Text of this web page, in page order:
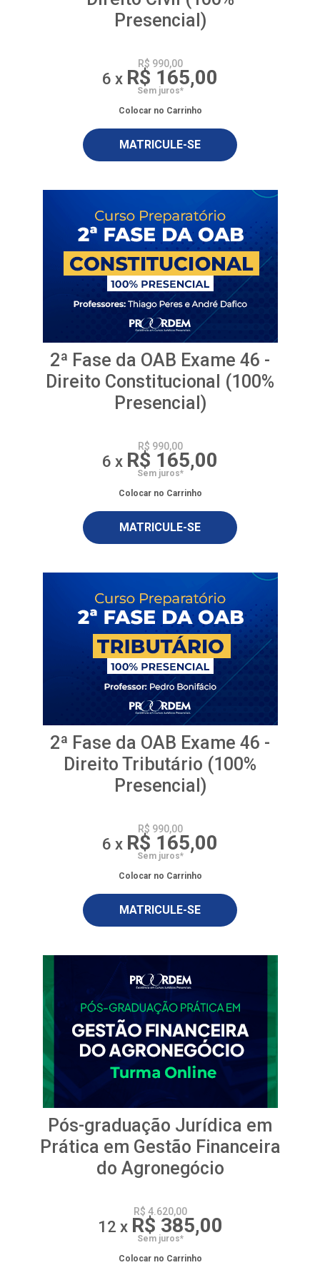
Presencial)
R$ 990,00
6 x R$ 165,00
Sem juros*
Colocar no Carrinho
MATRICULE-SE
2ª Fase da OAB Exame 46 -
Direito Constitucional (100%
Presencial)
R$ 990,00
6 x R$ 165,00
Sem juros*
Colocar no Carrinho
MATRICULE-SE
2ª Fase da OAB Exame 46 -
Direito Tributário (100%
Presencial)
R$ 990,00
6 x R$ 165,00
Sem juros*
Colocar no Carrinho
MATRICULE-SE
Pós-graduação Jurídica em
Prática em Gestão Financeira
do Agronegócio
R$ 4.620,00
12 x R$ 385,00
Sem juros*
Colocar no Carrinho